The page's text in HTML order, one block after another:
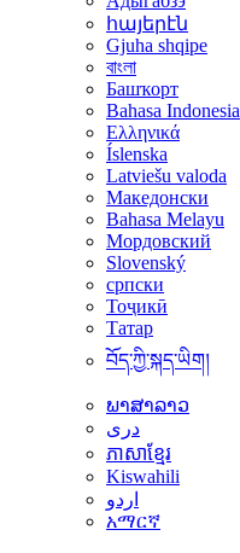
հայերէն
Gjuha shqipe
বাংলা
Башҡорт
Bahasa Indonesia
Ελληνικά
Íslenska
Latviešu valoda
Македонски
Bahasa Melayu
Мордовский
Slovenský
српски
Тоҷикӣ
Татар
བོད་ཀྱི་སྐད་ཡིག།
ພາສາລາວ
دری
ភាសាខ្មែរ
Kiswahili
اردو
አማርኛ